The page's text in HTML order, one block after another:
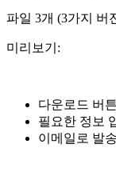
파일 3개 (3가지 버
미리보기:
다운로드 버
필요한 정보
이메일로 발